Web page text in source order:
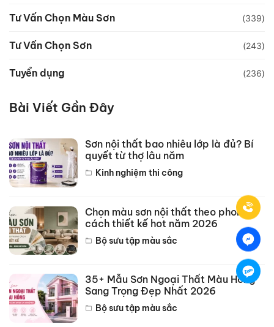
Tư Vấn Chọn Màu Sơn (339)
Tư Vấn Chọn Sơn (243)
Tuyển dụng (236)
Bài Viết Gần Đây
Sơn nội thất bao nhiêu lớp là đủ? Bí
quyết từ thợ lâu năm
Kinh nghiệm thi công
Chọn màu sơn nội thất theo phong
cách thiết kế hot năm 2026
Bộ sưu tập màu sắc
35+ Mẫu Sơn Ngoại Thất Màu Hồng
Sang Trọng Đẹp Nhất 2026
Bộ sưu tập màu sắc